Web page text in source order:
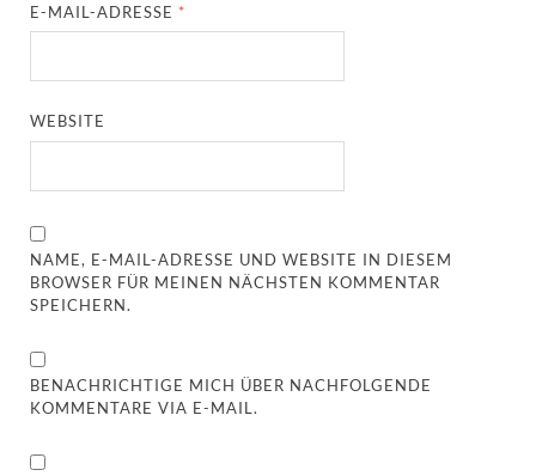
E-MAIL-ADRESSE *
WEBSITE
NAME, E-MAIL-ADRESSE UND WEBSITE IN DIESEM
BROWSER FÜR MEINEN NÄCHSTEN KOMMENTAR
SPEICHERN.
BENACHRICHTIGE MICH ÜBER NACHFOLGENDE
KOMMENTARE VIA E-MAIL.